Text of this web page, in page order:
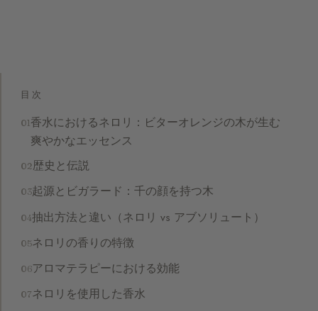
目次
香水におけるネロリ：ビターオレンジの木が生む
爽やかなエッセンス
歴史と伝説
起源とビガラード：千の顔を持つ木
抽出方法と違い（ネロリ vs アブソリュート）
ネロリの香りの特徴
アロマテラピーにおける効能
ネロリを使用した香水